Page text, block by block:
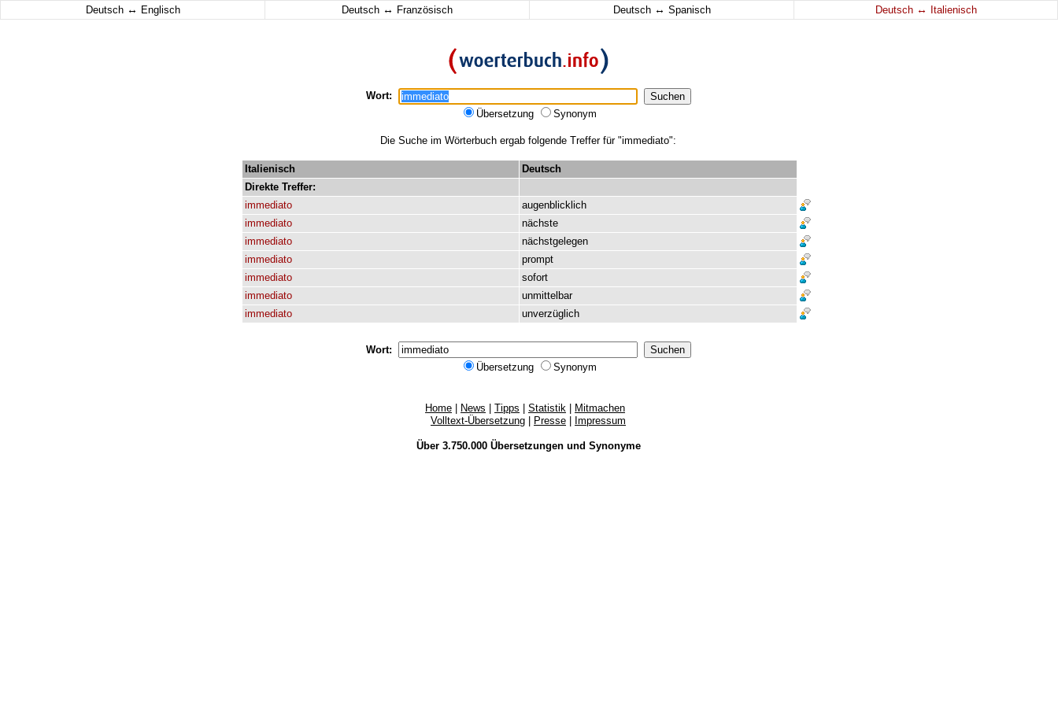
Deutsch ↔ Englisch Deutsch ↔ Französisch Deutsch ↔ Spanisch Deutsch ↔ Italienisch
Wort:
Übersetzung
Synonym
Die Suche im Wörterbuch ergab folgende Treffer für "immediato":
Italienisch
Deutsch
Direkte Treffer:
immediato
augenblicklich
immediato
nächste
immediato
nächstgelegen
immediato
prompt
immediato
sofort
immediato
unmittelbar
immediato
unverzüglich
Wort:
Übersetzung
Synonym
Home News Tipps Statistik
Mitmachen
Volltext-Übersetzung
Presse Impressum
Über 3.750.000 Übersetzungenund Synonyme